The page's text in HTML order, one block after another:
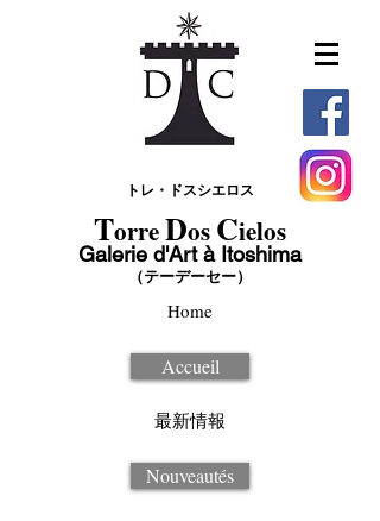
トレ・ドスシエロス
TorreDos Cielos
Galerie d'Art à Itoshima
（テーデーセー）
Home
Accueil
最新情報
Nouveautés